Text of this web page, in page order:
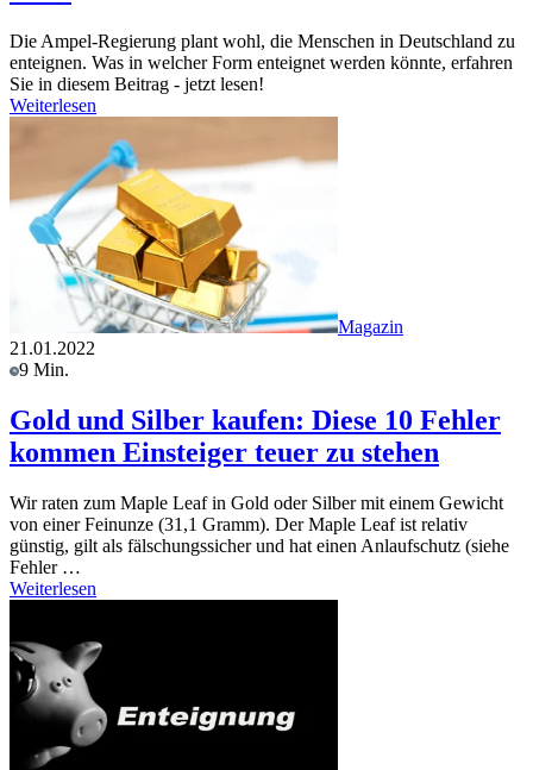
Die Ampel-Regierung plant wohl, die Menschen in Deutschland zu
enteignen. Was in welcher Form enteignet werden könnte, erfahren
Sie in diesem Beitrag - jetzt lesen!
Weiterlesen
Magazin
21.01.2022
9 Min.
Gold und Silber kaufen: Diese 10 Fehler
kommen Einsteiger teuer zu stehen
Wir raten zum Maple Leaf in Gold oder Silber mit einem Gewicht
von einer Feinunze (31,1 Gramm). Der Maple Leaf ist relativ
günstig, gilt als fälschungssicher und hat einen Anlaufschutz (siehe
Fehler …
Weiterlesen